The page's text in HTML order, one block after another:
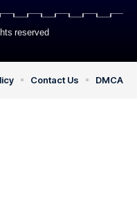
reserved
Contact Us DMCA